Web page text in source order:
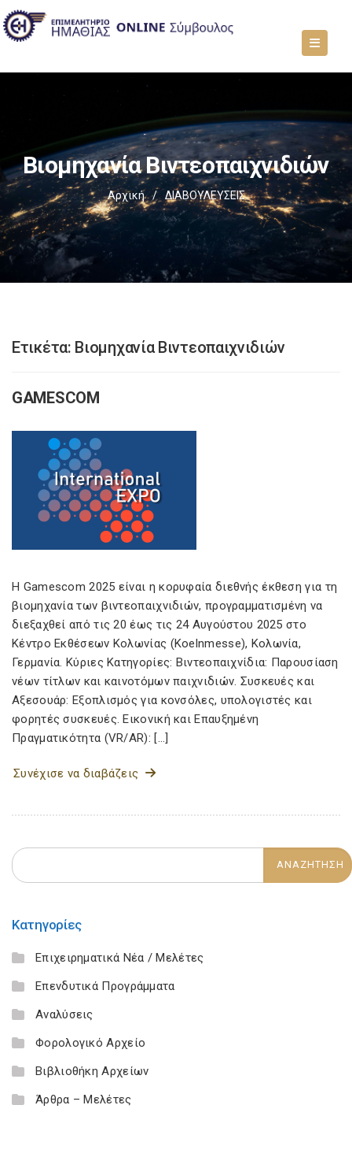
Βιομηχανία Βιντεοπαιχνιδιών
Αρχική / ΔΙΑΒΟΥΛΕΥΣΕΙΣ
Ετικέτα: Βιομηχανία Βιντεοπαιχνιδιών
GAMESCOM
Η Gamescom 2025 είναι η κορυφαία διεθνής έκθεση για τη
βιομηχανία των βιντεοπαιχνιδιών, προγραμματισμένη να
διεξαχθεί από τις 20 έως τις 24 Αυγούστου 2025 στο
Κέντρο Εκθέσεων Κολωνίας (Koelnmesse), Κολωνία,
Γερμανία. Κύριες Κατηγορίες: Βιντεοπαιχνίδια: Παρουσίαση
νέων τίτλων και καινοτόμων παιχνιδιών. Συσκευές και
Αξεσουάρ: Εξοπλισμός για κονσόλες, υπολογιστές και
φορητές συσκευές. Εικονική και Επαυξημένη
Πραγματικότητα (VR/AR): […]
Συνέχισε να διαβάζεις
Κατηγορίες
Επιχειρηματικά Νέα / Μελέτες
Επενδυτικά Προγράμματα
Αναλύσεις
Φορολογικό Αρχείο
Βιβλιοθήκη Αρχείων
Άρθρα – Μελέτες